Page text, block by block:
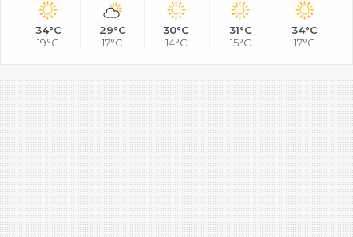
34°C
19°C
29°C
17°C
30°C
14°C
31°C
15°C
34°C
17°C